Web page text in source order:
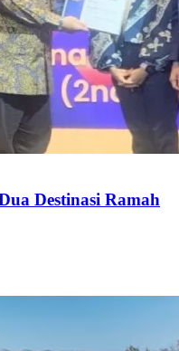
Destinasi Ramah